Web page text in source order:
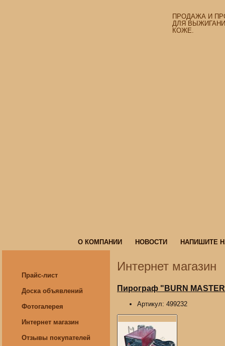
ПРОДАЖА И
ДЛЯ
КОЖЕ.
О КОМПАНИИ
НОВОСТИ
НАПИШИТЕ
Прайс-лист
Доска объявлений
Фотогалерея
Интернет магазин
Отзывы покупателей
Интернет магазин
Пирограф "BURN
Артикул: 499232